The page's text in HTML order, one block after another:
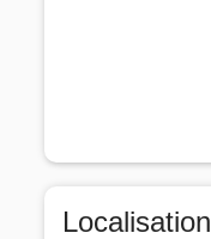
Localisation